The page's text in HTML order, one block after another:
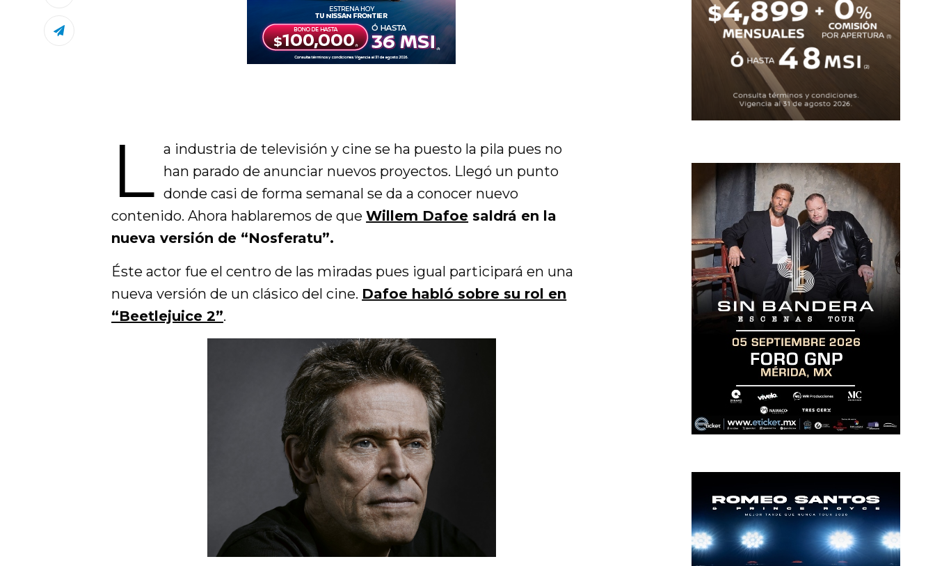
L a industria de televisión y cine se ha puesto la pila pues no
han parado de anunciar nuevos proyectos. Llegó un punto
donde casi de forma semanal se da a conocer nuevo
contenido. Ahora hablaremos de queWillem Dafoe saldrá en la
nueva versión de “Nosferatu”.
Éste actor fue el centro de las miradas pues igual participará en una
nueva versión de un clásico del cine. Dafoe habló sobre su rol en
“Beetlejuice 2”.